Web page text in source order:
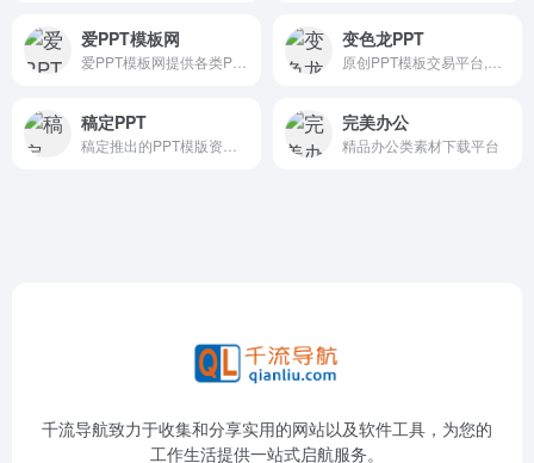
爱PPT模板网 变色龙PPT
稿定PPT 完美办公
精品办公类素材下载平台
千流导航致力于收集和分享实用的网站以及软件工具，为您的
工作生活提供一站式启航服务。